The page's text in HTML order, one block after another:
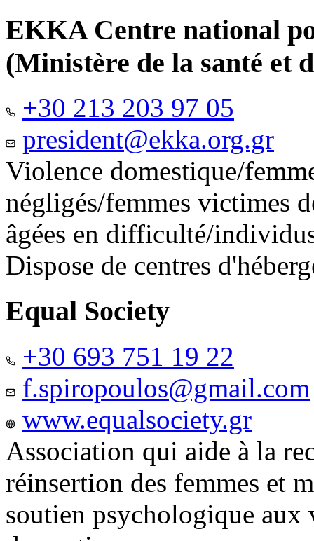
EKKA Centre national
(Ministère de la santé et
+30 213 203 97 05
president@ekka.org.gr
Violence domestique/
négligés/femmes victimes
âgées en difficulté/
Dispose de centres
Equal Society
+30 693 751 19 22
f.spiropoulos@gmail.com
www.equalsociety.gr
Association qui aide à la
réinsertion des femmes et
soutien psychologique aux